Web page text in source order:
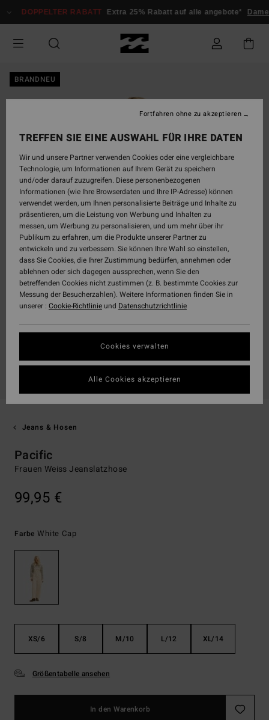
zur
springen
DOPPELTER RABATT Extra 25% Rabatt auf alle angebote* Damen
BRANDNEU
Jeans & Hosen
Pacific
Frauen Weiss Jeanslatzhose
99,95 €
FarbeWhite Cap
XS/6 S/8 M/10 L/12 XL/14
Größentabelle ansehen
In den Warenkorb
TREFFEN SIE EINE AUSWAHL FÜR IHRE DATEN
Wir und unsere Partner verwenden Cookies oder eine vergleichbare
Technologie, um Informationen auf Ihrem Gerät zu speichern
und/oder darauf zuzugreifen. Diese personenbezogenen
Informationen (wie Ihre Browserdaten und Ihre IP-Adresse) können
verwendet werden, um Ihnen personalisierte Beiträge und Inhalte zu
präsentieren, um die Leistung von Werbung und Inhalten zu
messen, um Werbung zu personalisieren, und um mehr über ihr
Publikum zu erfahren, um die Produkte unserer Partner zu
entwickeln und zu verbessern. Sie können Ihre Wahl so einstellen,
dass Sie Cookies, die Ihrer Zustimmung bedürfen, annehmen oder
ablehnen oder sich dagegen aussprechen, wenn Sie den
betreffenden Cookies nicht zustimmen (z. B. bestimmte Cookies zur
Messung der Besucherzahlen). Weitere Informationen finden Sie in
unserer : Cookie-Richtlinieund Datenschutzrichtlinie
Cookies verwalten
Fortfahren ohne zu akzeptieren
Alle Cookies akzeptieren